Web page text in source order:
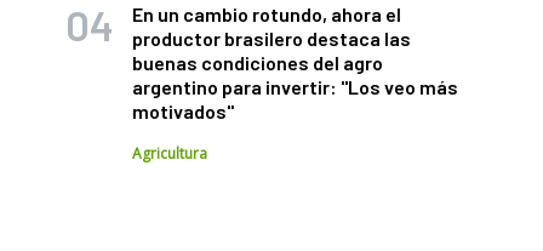
En un cambio rotundo, ahora el
productor brasilero destaca las
buenas condiciones del agro
argentino para invertir: "Los veo más
motivados"
Agricultura